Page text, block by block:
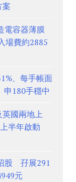
案
電容器薄膜
場費約2885
、每手帳面
180手穩中
國兩地上
半年啟動
股 孖展291
元